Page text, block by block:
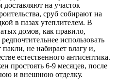
на участок
сруб собирают на
в пазах утеплителем. В
домов, как правило,
использовать
не набирает влагу и,
естественного антисептика.
простоять 6-9 месяцев, после
и внешнюю отделку.